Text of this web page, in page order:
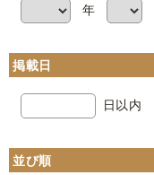
年
掲載日
日以内
並び順